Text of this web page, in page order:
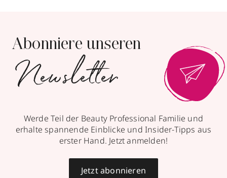
Abonniere unseren
Newsletter
Werde Teil der Beauty Professional Familie und
erhalte spannende Einblicke und Insider-Tipps aus
erster Hand. Jetzt anmelden!
Jetzt abonnieren